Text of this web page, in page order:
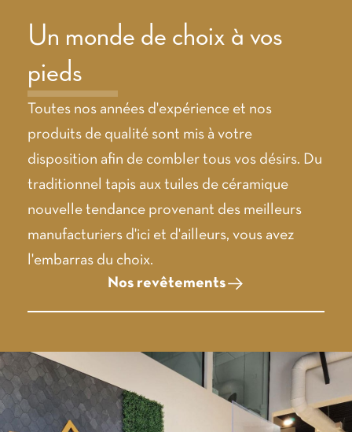
Un monde de choix à vos
pieds
Toutes nos années d'expérience et nos
produits de qualité sont mis à votre
disposition afin de combler tous vos désirs. Du
traditionnel tapis aux tuiles de céramique
nouvelle tendance provenant des meilleurs
manufacturiers d'ici et d'ailleurs, vous avez
l'embarras du choix.
Nos revêtements